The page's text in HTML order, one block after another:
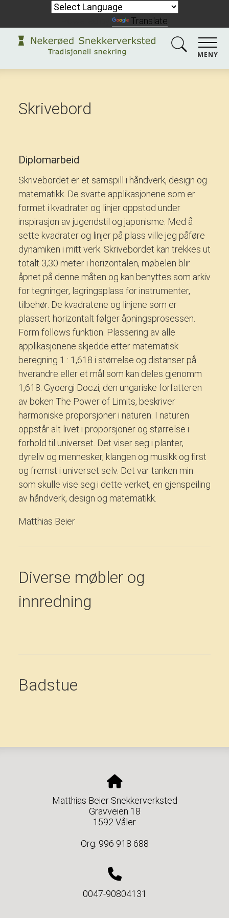
MENY
Skrivebord
Diplomarbeid
Skrivebordet er et samspill i håndverk, design og
matematikk. De svarte applikasjonene som er
formet i kvadrater og linjer oppstod under
inspirasjon av jugendstil og japonisme. Med å
sette kvadrater og linjer på plass ville jeg påføre
dynamiken i mitt verk. Skrivebordet kan trekkes ut
totalt 3,30 meter i horizontalen, møbelen blir
åpnet på denne måten og kan benyttes som arkiv
for tegninger, lagringsplass for instrumenter,
tilbehør. De kvadratene og linjene som er
plassert horizontalt følger åpningsprosessen.
Form follows funktion. Plassering av alle
applikasjonene skjedde etter matematisk
beregning 1 : 1,618 i størrelse og distanser på
hverandre eller et mål som kan deles gjenomm
1,618. Gyoergi Doczi, den ungariske forfatteren
av boken The Power of Limits, beskriver
harmoniske proporsjoner i naturen. I naturen
oppstår alt livet i proporsjoner og størrelse i
forhold til universet. Det viser seg i planter,
dyreliv og mennesker, klangen og musikk og first
og fremst i universet selv. Det var tanken min
som skulle vise seg i dette verket, en gjenspeiling
av håndverk, design og matematikk.
Matthias Beier
Diverse møbler og
innredning
Badstue
Translate
Matthias Beier Snekkerverksted
Gravveien 18
1592 Våler
Org. 996 918 688
0047-90804131